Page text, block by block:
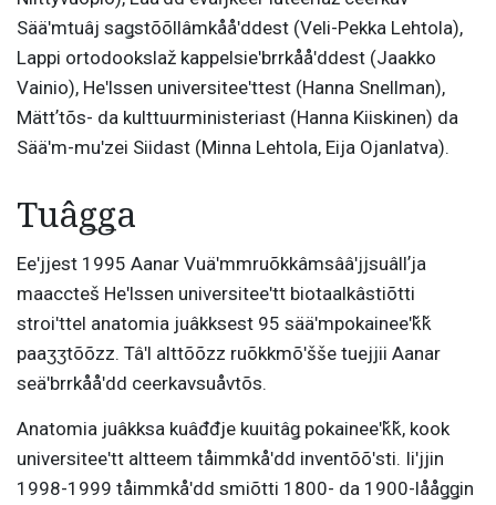
Sääʹmtuâj saǥstõõllâmkååʹddest (Veli-Pekka Lehtola),
Lappi ortodookslaž kappelsieʹbrrkååʹddest (Jaakko
Vainio), Heʹlssen universiteeʹttest (Hanna Snellman),
Mättʼtõs- da kulttuurministeriast (Hanna Kiiskinen) da
Sääʹm-muʹzei Siidast (Minna Lehtola, Eija Ojanlatva).
Tuâǥǥa
Eeʹjjest 1995 Aanar Vuäʹmmruõkkâmsââʹjjsuâllʼja
maaccteš Heʹlssen universiteeʹtt biotaalkâstiõtti
stroiʹttel anatomia juâkksest 95 sääʹmpokaineeʹǩǩ
paaʒʒtõõzz. Tâʹl alttõõzz ruõkkmõʹšše tuejjii Aanar
seäʹbrrkååʹdd ceerkavsuåvtõs.
Anatomia juâkksa kuâđđje kuuitâǥ pokaineeʹǩǩ, kook
universiteeʹtt altteem tåimmkåʹdd inventõõʹsti. Iiʹjjin
1998-1999 tåimmkåʹdd smiõtti 1800- da 1900-lååǥǥin